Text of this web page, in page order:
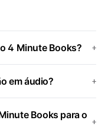
4 Minute Books? +
em áudio? +
Books para o
+